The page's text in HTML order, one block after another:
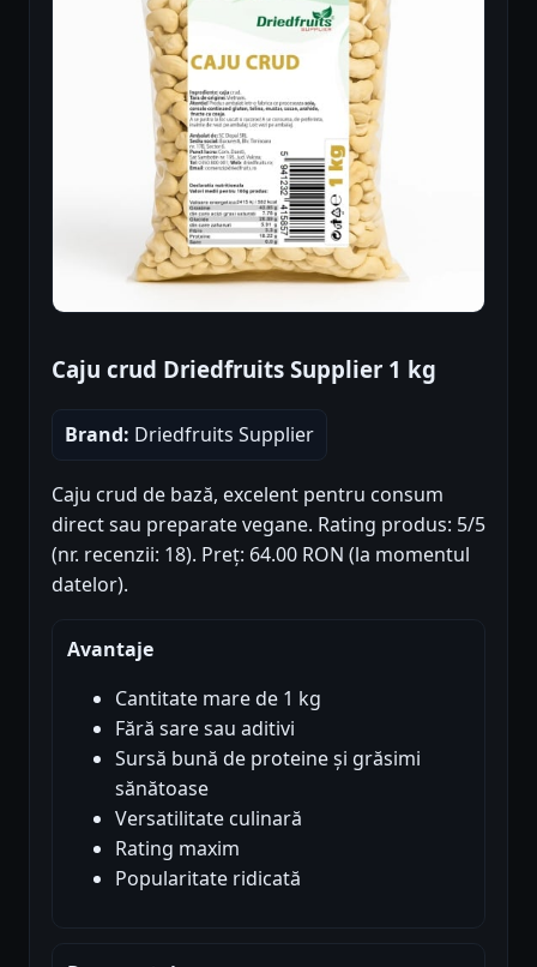
Caju crud Driedfruits Supplier 1 kg
Brand: Driedfruits Supplier
Caju crud de bază, excelent pentru consum
direct sau preparate vegane. Rating produs: 5/5
(nr. recenzii: 18). Preț: 64.00 RON (la momentul
datelor).
Avantaje
Cantitate mare de 1 kg
Fără sare sau aditivi
Sursă bună de proteine și grăsimi
sănătoase
Versatilitate culinară
Rating maxim
Popularitate ridicată